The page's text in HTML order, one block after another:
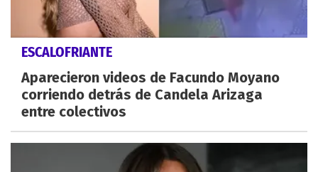
ESCALOFRIANTE
Aparecieron videos de Facundo Moyano
corriendo detrás de Candela Arizaga
entre colectivos